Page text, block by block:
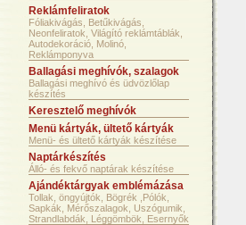
Reklámfeliratok
Fóliakivágás, Betűkivágás,
Neonfeliratok, Világító reklámtáblák,
Autodekoráció, Molinó,
Reklámponyva
Ballagási meghívók, szalagok
Ballagási meghívó és üdvözlőlap
készítés
Keresztelő meghívók
Menü kártyák, ültető kártyák
Menü- és ültető kártyák készítése
Naptárkészítés
Álló- és fekvő naptárak készítése
Ajándéktárgyak emblémázása
Tollak, öngyújtók, Bögrék ,Pólók,
Sapkák, Mérőszalagok, Uszógumik,
Strandlabdák, Léggömbök, Esernyők